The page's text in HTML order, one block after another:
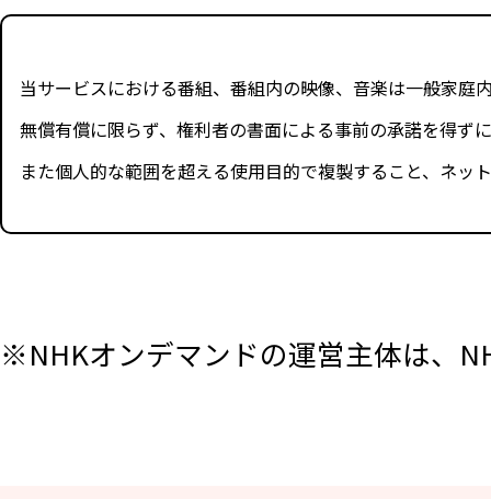
当サービスにおける番組、番組内の映像、音楽は一般家庭
無償有償に限らず、権利者の書面による事前の承諾を得ず
また個人的な範囲を超える使用目的で複製すること、ネ
※NHKオンデマンドの運営主体は、